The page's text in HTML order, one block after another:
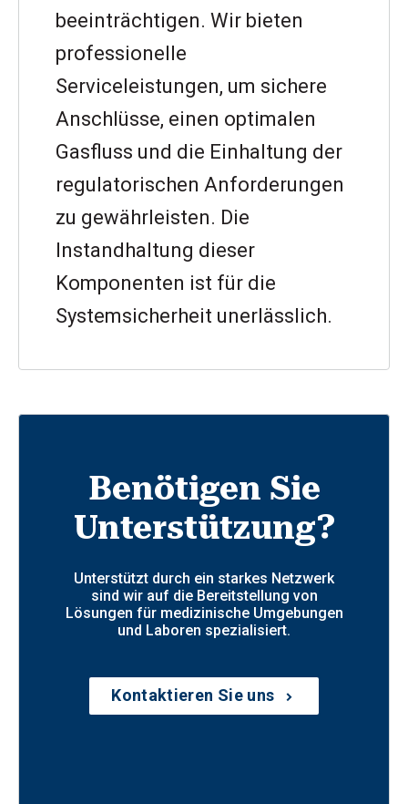
beeinträchtigen. Wir bieten
professionelle
Serviceleistungen, um sichere
Anschlüsse, einen optimalen
Gasfluss und die Einhaltung der
regulatorischen Anforderungen
zu gewährleisten. Die
Instandhaltung dieser
Komponenten ist für die
Systemsicherheit unerlässlich.
Benötigen Sie
Unterstützung?
Unterstützt durch ein starkes Netzwerk
sind wir auf die Bereitstellung von
Lösungen für medizinische Umgebungen
und Laboren spezialisiert.
Kontaktieren Sie uns